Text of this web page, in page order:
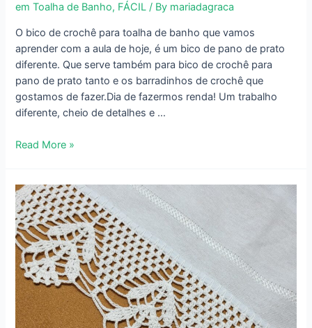
em Toalha de Banho, FÁCIL / By mariadagraca
O bico de crochê para toalha de banho que vamos
aprender com a aula de hoje, é um bico de pano de prato
diferente. Que serve também para bico de crochê para
pano de prato tanto e os barradinhos de crochê que
gostamos de fazer.Dia de fazermos renda! Um trabalho
diferente, cheio de detalhes e …
Novo!
Crochê
para
Toalha
de
Banho
–
Rendado
–
736
Read More »